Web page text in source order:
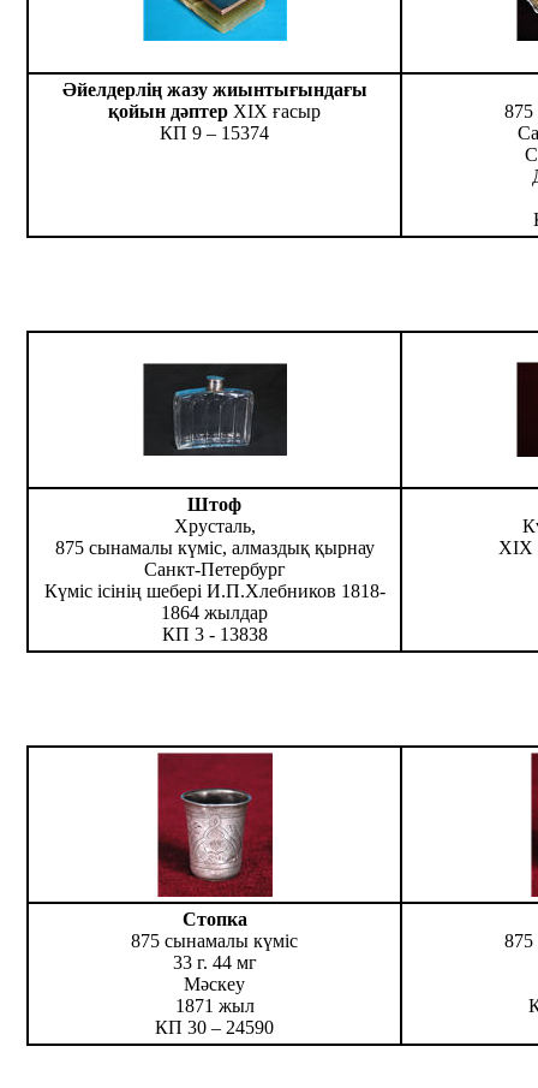
Әйелдерлің жазу жиынтығындағы
қойын дәптер ХІХ ғасыр
КП 9 – 15374
875
Штоф
Хрусталь,
875 сынамалы күміс, алмаздық қырнау
Санкт-Петербург
Күміс ісінің шебері И.П.Хлебников 1818-
1864 жылдар
КП 3 - 13838
ХІХ
Стопка
875 сынамалы күміс
33 г. 44 мг
Мәскеу
1871 жыл
КП 30 – 24590
875